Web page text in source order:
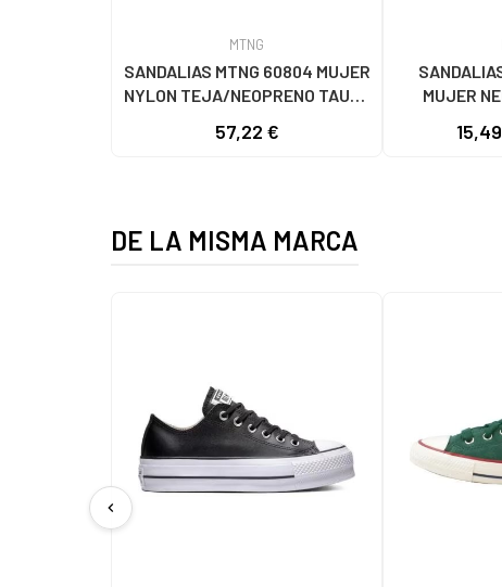
MTNG
SANDALIAS MTNG 60804 MUJER
NYLON TEJA/NEOPRENO TAUPE
NEOPRENE TAUPE
57,22 €
MUJER
-
DE LA MISMA MARCA
chevron_left